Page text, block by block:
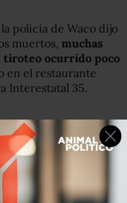
policía de Waco dijo
muertos, muchas
tiroteo ocurrido poco
en el restaurante
Interestatal 35.
por el momento
se encuentran
el restaurante al